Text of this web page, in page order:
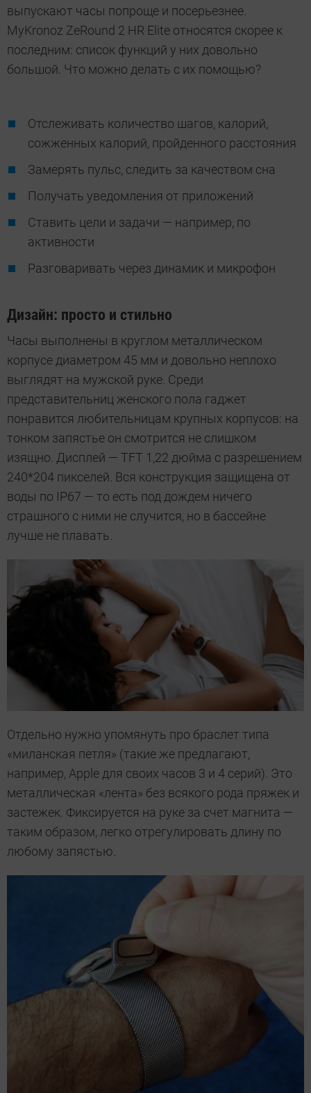
выпускают часы попроще и посерьезнее.
MyKronoz ZeRound 2 HR Elite относятся скорее к
последним: список функций у них довольно
большой. Что можно делать с их помощью?
Отслеживать количество шагов, калорий,
сожженных калорий, пройденного расстояния
Замерять пульс, следить за качеством сна
Получать уведомления от приложений
Ставить цели и задачи — например, по
активности
Разговаривать через динамик и микрофон
Дизайн: просто и стильно
Часы выполнены в круглом металлическом
корпусе диаметром 45 мм и довольно неплохо
выглядят на мужской руке. Среди
представительниц женского пола гаджет
понравится любительницам крупных корпусов: на
тонком запястье он смотрится не слишком
изящно. Дисплей — TFT 1,22 дюйма с разрешением
240*204 пикселей. Вся конструкция защищена от
воды по IP67 — то есть под дождем ничего
страшного с ними не случится, но в бассейне
лучше не плавать.
Отдельно нужно упомянуть про браслет типа
«миланская петля» (такие же предлагают,
например, Apple для своих часов 3 и 4 серий). Это
металлическая «лента» без всякого рода пряжек и
застежек. Фиксируется на руке за счет магнита —
таким образом, легко отрегулировать длину по
любому запястью.